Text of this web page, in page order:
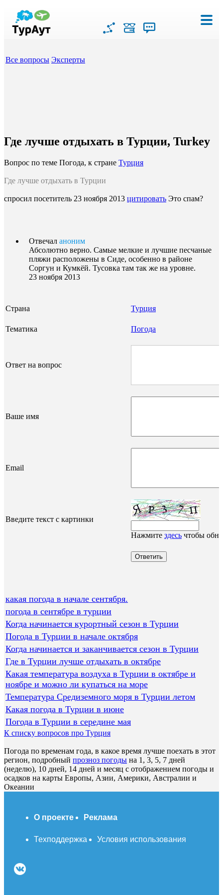
Все вопросы Эксперты
Где лучше отдыхать в Турции, Turkey
Вопрос по теме Погода, к стране Турция
Где лучше отдыхать в Турции
спросил посетитель 23 ноября 2013 цитировать Это спам?
Отвечал аноним
Абсолютно верно. Самые мелкие и лучшие песчаные
пляжи расположены в Сиде, особенно в районе
Соргун и Кумкёй. Тусовка там так же на уровне.
23 ноября 2013
Страна Турция
Тематика Погода
Ответ на вопрос
Ваше имя
Email
Введите текст с картинки
Нажмите здесь чтобы
какая погода в начале сентября.
погода в сентябре в турции
Когда начинается курортный сезон в Турции
Погода в Турции в начале октября
Когда начинается и заканчивается сезон в Турции
Где в Турции лучше отдыхать в октябре
Какая температура воздуха в Турции в октябре и
ноябре и можно ли купаться на море
Температура Средиземного моря в Турции летом
Какая погода в Турции в июне
Погода в Турции в середине мая
К списку вопросов про Турция
Погода по временам года, в какое время лучше поехать в этот
регион, подробный прозноз погоды на 1, 3, 5, 7 дней
(неделю), 10 дней, 14 дней и месяц с отображением погоды и
осадков на карты Европы, Азии, Америки, Австралии и
Океании
О проекте Реклама
Техподдержка Условия использования